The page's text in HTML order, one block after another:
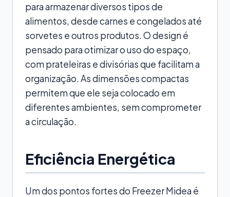
para armazenar diversos tipos de
alimentos, desde carnes e congelados até
sorvetes e outros produtos. O design é
pensado para otimizar o uso do espaço,
com prateleiras e divisórias que facilitam a
organização. As dimensões compactas
permitem que ele seja colocado em
diferentes ambientes, sem comprometer
a circulação.
Eficiência Energética
Um dos pontos fortes do Freezer Midea é